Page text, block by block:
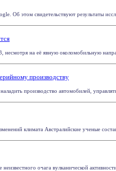
Об этом свидетельствуют результаты
на её явную околомобильную
производству
производство автомобилей,
климата Австралийские ученые
очага вулканической